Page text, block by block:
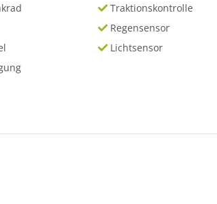
Traktionskontrolle
Regensensor
Lichtsensor